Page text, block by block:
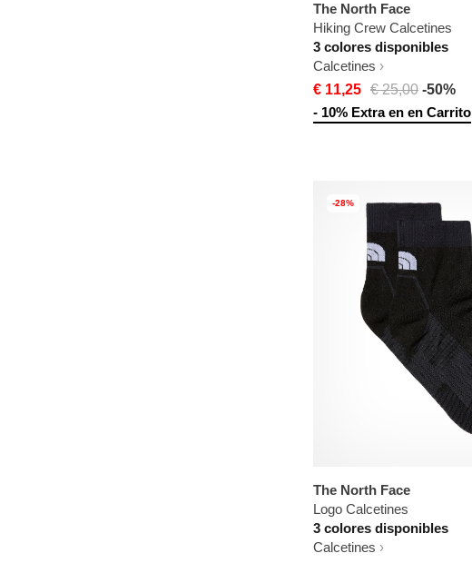
The North Face
Hiking Crew Calcetines
3 colores disponibles
Calcetines
€ 11,25 € 25,00 -50%
- 10% Extra en en Carrito
-28%
The North Face
Logo Calcetines
3 colores disponibles
Calcetines